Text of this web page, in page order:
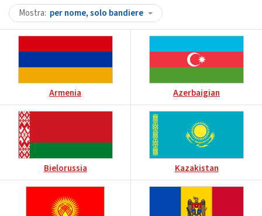
Mostra per nome, solo bandiere
Armenia Azerbaigian
Bielorussia Kazakistan